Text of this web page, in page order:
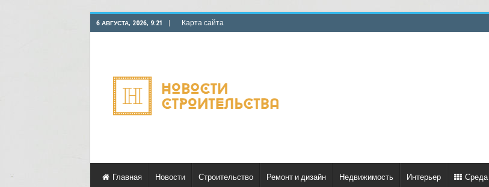
6 АВГУСТА, 2026, 9:21 Карта сайта
Главная Новости Строительство Ремонт и дизайн Недвижимость Интерьер Среда